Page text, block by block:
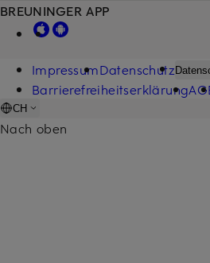
BREUNINGER APP
ImpressumDatenschutz
Barrierefreiheitserklärung
CH
Nach oben